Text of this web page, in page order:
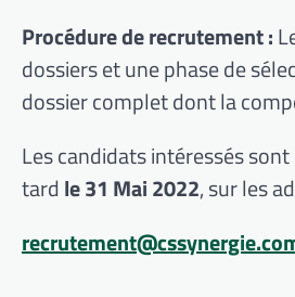
Procédure de recrutement :
dossiers et une phase de
dossier complet dont la
Les candidats intéressés
tardle 31 Mai 2022, sur les